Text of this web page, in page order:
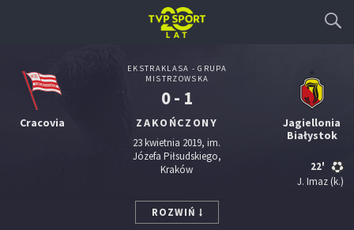
Cracovia
EKSTRAKLASA - GRUPA
MISTRZOWSKA
0 - 1
ZAKOŃCZONY
23 kwietnia 2019, im.
Józefa Piłsudskiego,
Kraków
Jagiellonia
Białystok
22'
J. Imaz (k.)
ROZWIŃ